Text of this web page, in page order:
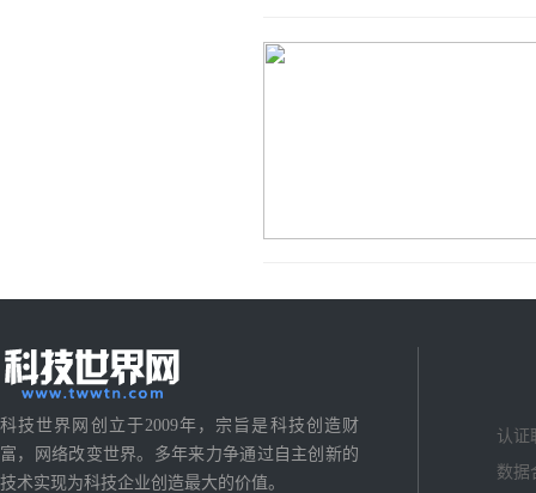
科技世界网创立于2009年，宗旨是科技创造财
富，网络改变世界。多年来力争通过自主创新的
技术实现为科技企业创造最大的价值。
认证
数据